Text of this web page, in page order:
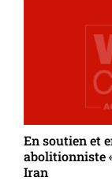
En soutien et
abolitionniste
Iran